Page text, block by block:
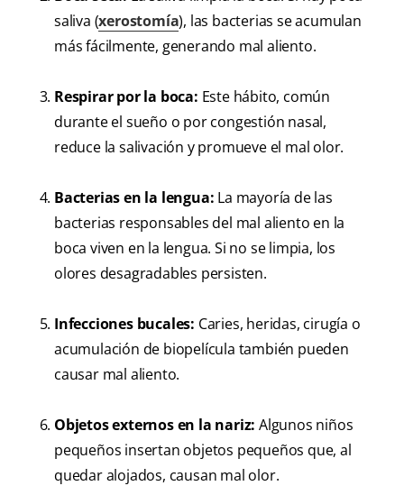
saliva (xerostomía), las bacterias se acumulan
más fácilmente, generando mal aliento.
Respirar por la boca: Este hábito, común
durante el sueño o por congestión nasal,
reduce la salivación y promueve el mal olor.
Bacterias en la lengua: La mayoría de las
bacterias responsables del mal aliento en la
boca viven en la lengua. Si no se limpia, los
olores desagradables persisten.
Infecciones bucales: Caries, heridas, cirugía o
acumulación de biopelícula también pueden
causar mal aliento.
Objetos externos en la nariz: Algunos niños
pequeños insertan objetos pequeños que, al
quedar alojados, causan mal olor.